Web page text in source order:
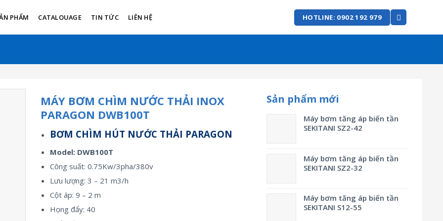
PHẨM CATALOUAGE TIN TỨC LIÊN HỆ HOTLINE: 0902 192 979
Sản phẩm mới
Máy bơm tăng áp biến tần
SEKITANI SZ2-42
Máy bơm tăng áp biến tần
SEKITANI SZ2-32
Máy bơm tăng áp biến tần
SEKITANI S12-55
MÁY BƠM CHÌM NƯỚC THẢI INOX
PARAGON DWB100T
BƠM CHÌM HÚT NƯỚC THẢI PARAGON
Model: DWB100T
Công suất: 0.75Kw/3pha/380v
Lưu lượng: 3 – 21 m3/h
Cột áp: 9 – 2 m
Họng đẩy: 40